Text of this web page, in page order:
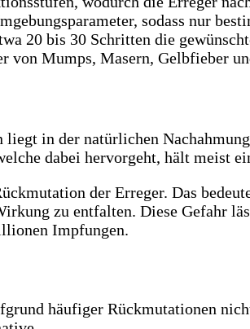
sodass nur
20 bis 30 Schritten die
von Mumps, Masern, Gelbfieber
in der natürlichen
dabei hervorgeht, hält meist
der Erreger. Das
zu entfalten. Diese Gefahr
Impfungen.
häufiger Rückmutationen